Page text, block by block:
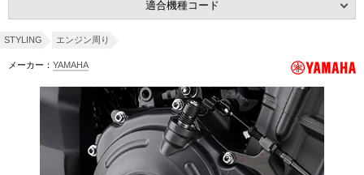
適合機種コード
STYLING エンジン周り
メーカー： YAMAHA